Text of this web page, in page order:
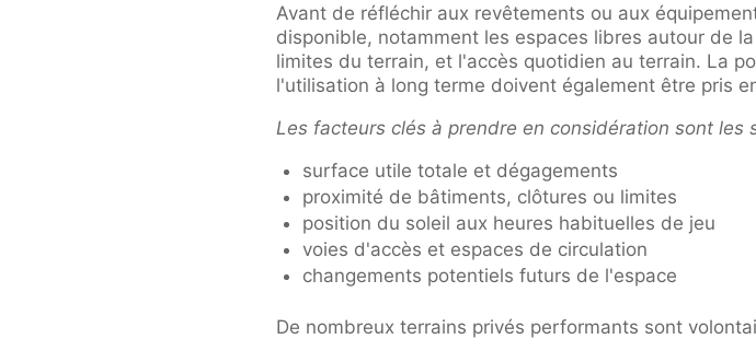
Avant de réfléchir aux revêtements ou aux
disponible, notamment les espaces libres autour de
limites du terrain, et l'accès quotidien au terrain. La
l'utilisation à long terme doivent également être pris
Les facteurs clés à prendre en considération sont les
surface utile totale et dégagements
proximité de bâtiments, clôtures ou limites
position du soleil aux heures habituelles de jeu
voies d'accès et espaces de circulation
changements potentiels futurs de l'espace
De nombreux terrains privés performants sont